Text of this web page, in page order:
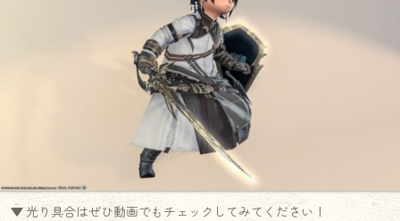
▼ 光り具合はぜひ動画でもチェックしてみてください！